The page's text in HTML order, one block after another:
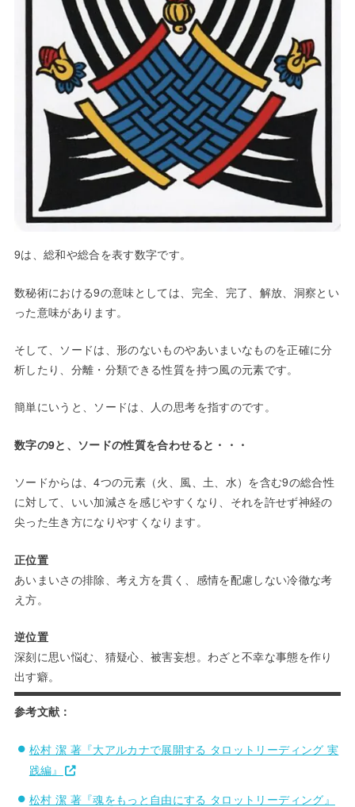
9は、総和や総合を表す数字です。
数秘術における9の意味としては、完全、完了、解放、洞察とい
った意味があります。
そして、ソードは、形のないものやあいまいなものを正確に分
析したり、分離・分類できる性質を持つ風の元素です。
簡単にいうと、ソードは、人の思考を指すのです。
数字の9と、ソードの性質を合わせると・・・
ソードからは、4つの元素（火、風、土、水）を含む9の総合性
に対して、いい加減さを感じやすくなり、それを許せず神経の
尖った生き方になりやすくなります。
正位置
あいまいさの排除、考え方を貫く、感情を配慮しない冷徹な考
え方。
逆位置
深刻に思い悩む、猜疑心、被害妄想。わざと不幸な事態を作り
出す癖。
参考文献：
松村 潔 著『大アルカナで展開する タロットリーディング 実
践編』
松村 潔 著『魂をもっと自由にする タロットリーディング』